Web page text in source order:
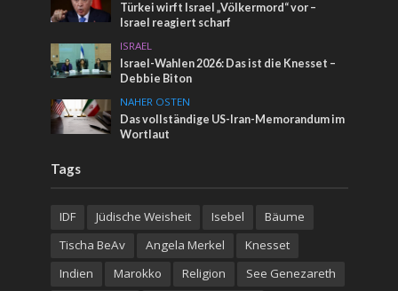
Türkei wirft Israel „Völkermord“ vor –
Israel reagiert scharf
ISRAEL
Israel-Wahlen 2026: Das ist die Knesset –
Debbie Biton
NAHER OSTEN
Das vollständige US-Iran-Memorandum im
Wortlaut
Tags
IDF Jüdische Weisheit Isebel
Bäume
Tischa BeAv
Angela Merkel
Knesset
Indien
Marokko Religion See Genezareth